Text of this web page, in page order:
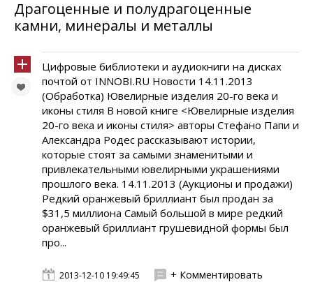
Драгоценные и полудрагоценные
камни, минералы и металлы
Цифровые библиотеки и аудиокниги на дисках
почтой от INNOBI.RU Новости 14.11.2013
(Обработка) Ювелирные изделия 20-го века и
иконы стиля В новой книге <Ювелирные изделия
20-го века и иконы стиля> авторы Стефано Папи и
Александра Родес рассказывают истории,
которые стоят за самыми знаменитыми и
привлекательными ювелирными украшениями
прошлого века. 14.11.2013 (Аукционы и продажи)
Редкий оранжевый бриллиант был продан за
$31,5 миллиона Самый большой в мире редкий
оранжевый бриллиант грушевидной формы был
про...
2013-12-10 19:49:45 + Комментировать